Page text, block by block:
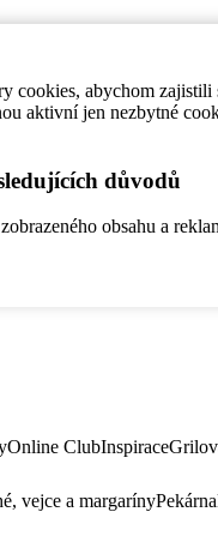
cookies, abychom
aktivní jen nezbytné
důvodů
obsahu a
Online ClubInspirace
vejce a margarínyPekárna